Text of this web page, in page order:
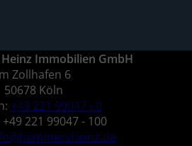
Immobilien GmbH
Zollhafen 6
50678 Köln
+49 221 99047 - 0
221 99047 - 100